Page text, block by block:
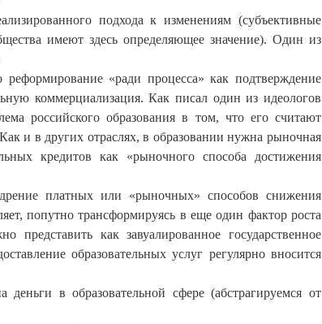
подхода к изменениям (субъективные
имеют здесь определяющее значение). Один из
«ради процесса» как подтверждение
коммерциализация. Как писал один из идеологов
российского образования в том, что его считают
и в других отраслях, в образовании нужна рыночная
кредитов как «рыночного способа достижения
платных или «рыночных» способов снижения
попутно трансформируясь в еще один фактор роста
как завуалированное государственное
образовательных услуг регулярно вносится
в образовательной сфере (абстрагируемся от